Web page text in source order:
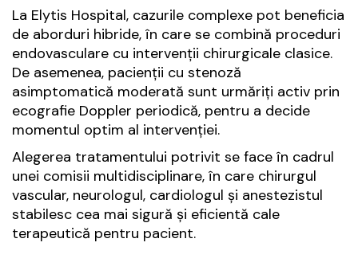
La Elytis Hospital, cazurile complexe pot beneficia
de aborduri hibride, în care se combină proceduri
endovasculare cu intervenții chirurgicale clasice.
De asemenea, pacienții cu stenoză
asimptomatică moderată sunt urmăriți activ prin
ecografie Doppler periodică, pentru a decide
momentul optim al intervenției.
Alegerea tratamentului potrivit se face în cadrul
unei comisii multidisciplinare, în care chirurgul
vascular, neurologul, cardiologul și anestezistul
stabilesc cea mai sigură și eficientă cale
terapeutică pentru pacient.